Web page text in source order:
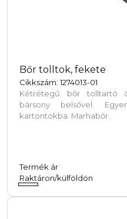
Bőr tolltok, fekete
Cikkszám: 1274013-01
Kétrétegű bőr tolltartó
bársony belsővel.
kartontokba. Marhabőr.
Termék ár
Raktáron/külföldön